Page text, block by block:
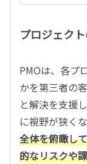
プロジェク
PMOは、各プ
かを第三者の
と解決を支援
に視野が狭く
全体を俯瞰し
的なリスクや